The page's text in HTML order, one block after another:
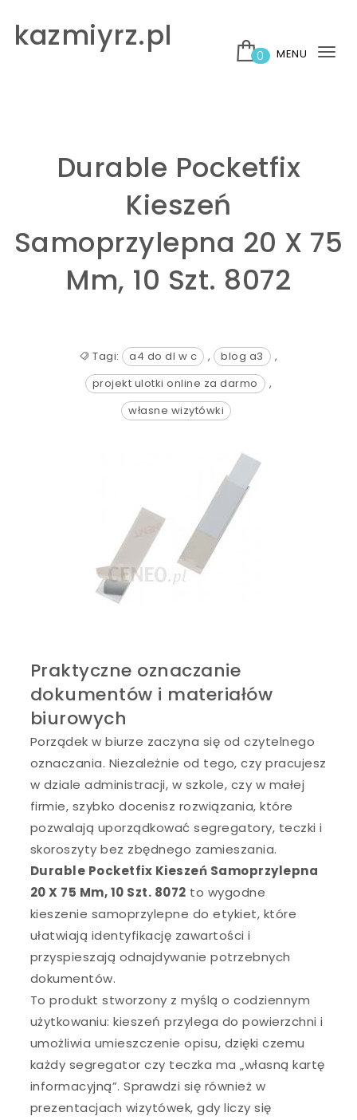
kazmiyrz.pl
0 MENU
Durable Pocketfix
Kieszeń
Samoprzylepna 20 X 75
Mm, 10 Szt. 8072
Tagi: a4 do dl w c , blog a3
,
projekt ulotki online za darmo
,
własne wizytówki
Praktyczne oznaczanie
dokumentów i materiałów
biurowych
Porządek w biurze zaczyna się od czytelnego
oznaczania. Niezależnie od tego, czy pracujesz
w dziale administracji, w szkole, czy w małej
firmie, szybko docenisz rozwiązania, które
pozwalają uporządkować segregatory, teczki i
skoroszyty bez zbędnego zamieszania.
Durable Pocketfix Kieszeń Samoprzylepna
20 X 75 Mm, 10 Szt. 8072 to wygodne
kieszenie samoprzylepne do etykiet, które
ułatwiają identyfikację zawartości i
przyspieszają odnajdywanie potrzebnych
dokumentów.
To produkt stworzony z myślą o codziennym
użytkowaniu: kieszeń przylega do powierzchni i
umożliwia umieszczenie opisu, dzięki czemu
każdy segregator czy teczka ma „własną kartę
informacyjną”. Sprawdzi się również w
prezentacjach wizytówek, gdy liczy się